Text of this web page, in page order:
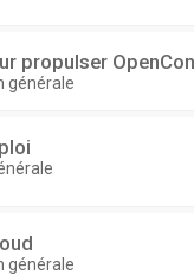
propulser
générale
générale